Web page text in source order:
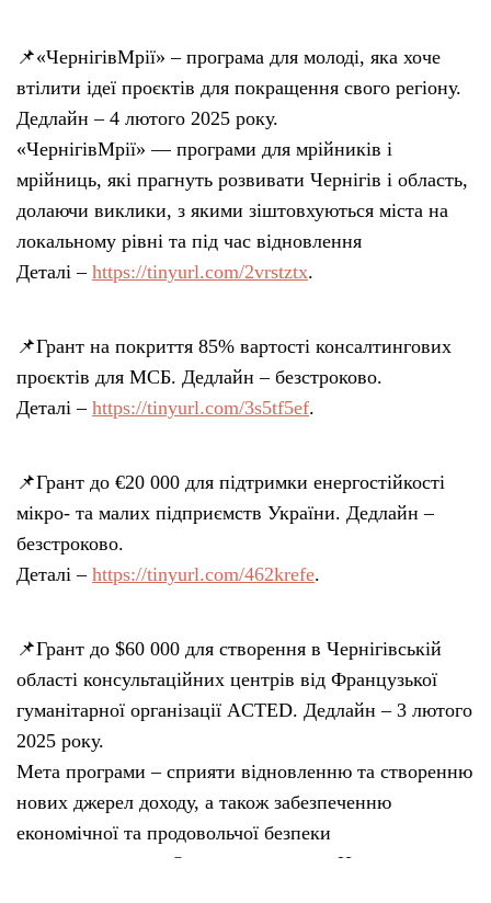
📌«ЧернігівМрії» – програма для молоді, яка хоче
втілити ідеї проєктів для покращення свого регіону.
Дедлайн – 4 лютого 2025 року.
«ЧернігівМрії» — програми для мрійників і
мрійниць, які прагнуть розвивати Чернігів і область,
долаючи виклики, з якими зіштовхуються міста на
локальному рівні та під час відновлення
Деталі – https://tinyurl.com/2vrstztx.
📌Грант на покриття 85% вартості консалтингових
проєктів для МСБ. Дедлайн – безстроково.
Деталі – https://tinyurl.com/3s5tf5ef.
📌Грант до €20 000 для підтримки енергостійкості
мікро- та малих підприємств України. Дедлайн –
безстроково.
Деталі – https://tinyurl.com/462krefe.
📌Грант до $60 000 для створення в Чернігівській
області консультаційних центрів від Французької
гуманітарної організації ACTED. Дедлайн – 3 лютого
2025 року.
Мета програми – сприяти відновленню та створенню
нових джерел доходу, а також забезпеченню
економічної та продовольчої безпеки
домогосподарств. Основна громада – Новгород-